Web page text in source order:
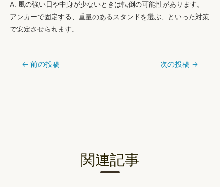
A. 風の強い日や中身が少ないときは転倒の可能性があります。
アンカーで固定する、重量のあるスタンドを選ぶ、といった対策
で安定させられます。
← 前の投稿 次の投稿 →
関連記事